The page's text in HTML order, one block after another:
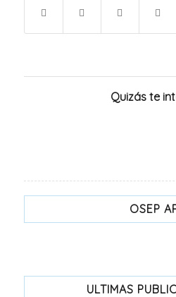
Quizás te
OSEP
ULTIMAS